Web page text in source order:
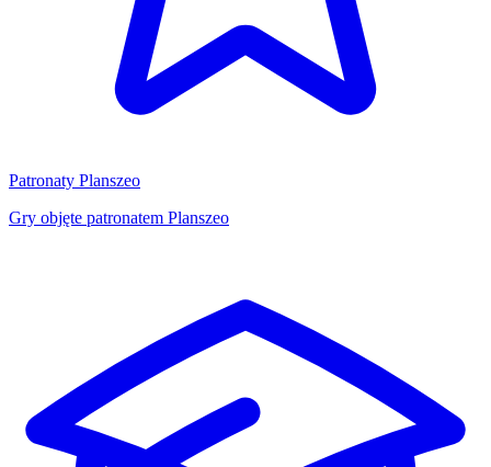
Patronaty Planszeo
Gry objęte patronatem Planszeo